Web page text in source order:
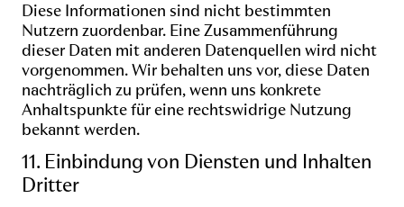
Diese Informationen sind nicht bestimmten
Nutzern zuordenbar. Eine Zusammenführung
dieser Daten mit anderen Datenquellen wird nicht
vorgenommen. Wir behalten uns vor, diese Daten
nachträglich zu prüfen, wenn uns konkrete
Anhaltspunkte für eine rechtswidrige Nutzung
bekannt werden.
11. Einbindung von Diensten und Inhalten
Dritter